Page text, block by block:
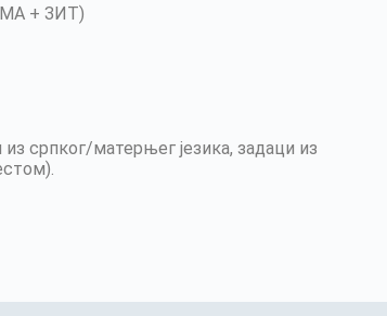
+ ЗИТ)
српког/матерњег језика, задаци из